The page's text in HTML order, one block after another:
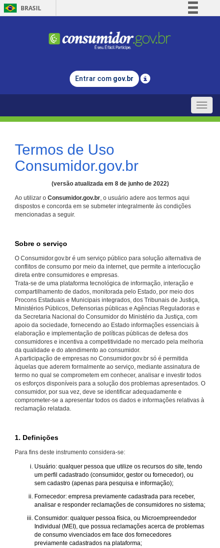
BRASIL
Comunica BR
Legislação
Entrar com gov.br
Toggle
Termos de Uso
Consumidor.gov.br
(versão atualizada em 8 de junho de 2022)
Ao utilizar o Consumidor.gov.br, o usuário adere aos termos aqui
dispostos e concorda em se submeter integralmente às condições
mencionadas a seguir.
Sobre o serviço
O Consumidor.gov.br é um serviço público para solução alternativa de
conflitos de consumo por meio da internet, que permite a interlocução
direta entre consumidores e empresas.
Trata-se de uma plataforma tecnológica de informação, interação e
compartilhamento de dados, monitorada pelo Estado, por meio dos
Procons Estaduais e Municipais integrados, dos Tribunais de Justiça,
Ministérios Públicos, Defensorias públicas e Agências Reguladoras e
da Secretaria Nacional do Consumidor do Ministério da Justiça, com
apoio da sociedade, fornecendo ao Estado informações essenciais à
elaboração e implementação de políticas públicas de defesa dos
consumidores e incentiva a competitividade no mercado pela melhoria
da qualidade e do atendimento ao consumidor.
A participação de empresas no Consumidor.gov.br só é permitida
àquelas que aderem formalmente ao serviço, mediante assinatura de
termo no qual se comprometem em conhecer, analisar e investir todos
os esforços disponíveis para a solução dos problemas apresentados. O
consumidor, por sua vez, deve se identificar adequadamente e
comprometer-se a apresentar todos os dados e informações relativas à
reclamação relatada.
1. Definições
Para fins deste instrumento considera-se:
Usuário: qualquer pessoa que utilize os recursos do site, tendo
um perfil cadastrado (consumidor, gestor ou fornecedor), ou
sem cadastro (apenas para pesquisa e informação);
Fornecedor: empresa previamente cadastrada para receber,
analisar e responder reclamações de consumidores no sistema;
Consumidor: qualquer pessoa física, ou Microempreendedor
Individual (MEI), que possua reclamações acerca de problemas
de consumo vivenciados em face dos fornecedores
previamente cadastrados na plataforma;